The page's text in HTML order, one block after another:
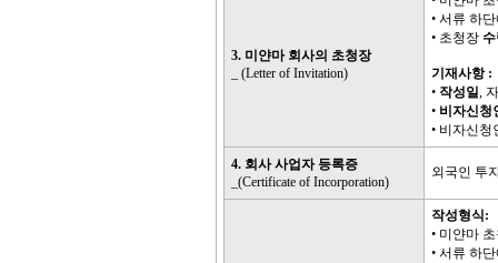
3. 미얀마 회사의 초청장
_ (Letter of Invitation)
• 서류 하
• 초청장
기재사항 :
• 작성일,
• 비자신청
• 비자신청
4. 회사 사업자 등록증
_(Certificate of Incorporation)
외국인 투
작성형식:
• 미얀마
• 서류 하